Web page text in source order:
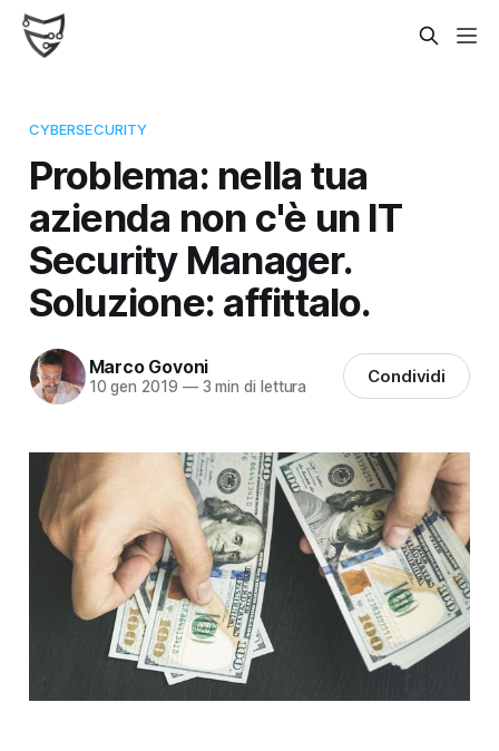
CYBERSECURITY
Problema: nella tua
azienda non c'è un IT
Security Manager.
Soluzione: affittalo.
Marco Govoni
10 gen 2019 —3 min di lettura Condividi